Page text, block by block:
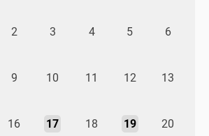
2 3 4 5 6
9 10 11 12 13
16 17 18 19 20